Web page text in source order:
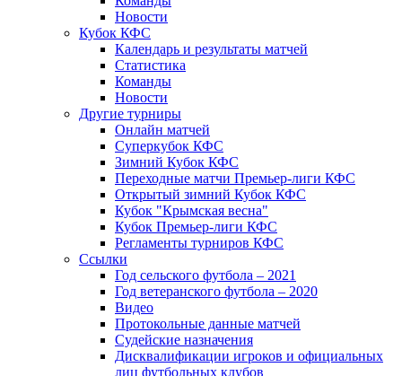
Новости
Кубок КФС
Календарь и результаты матчей
Статистика
Команды
Новости
Другие турниры
Онлайн матчей
Суперкубок КФС
Зимний Кубок КФС
Переходные матчи Премьер-лиги КФС
Открытый зимний Кубок КФС
Кубок "Крымская весна"
Кубок Премьер-лиги КФС
Регламенты турниров КФС
Ссылки
Год сельского футбола – 2021
Год ветеранского футбола – 2020
Видео
Протокольные данные матчей
Судейские назначения
Дисквалификации игроков и официальных
лиц футбольных клубов